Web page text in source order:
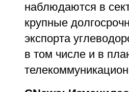
наблюдаются в
крупные
экспорта
в том числе и в